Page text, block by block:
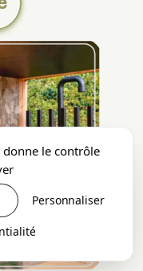
donne le contrôle
Personnaliser